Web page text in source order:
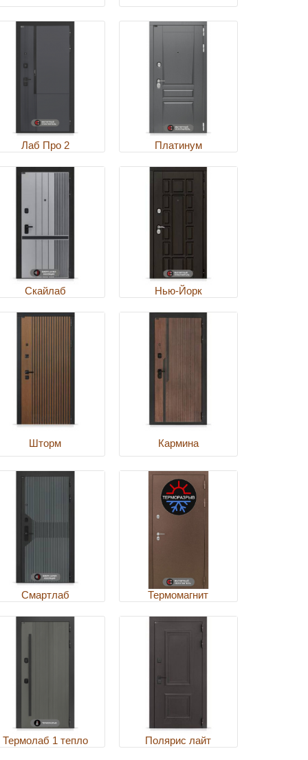
Лаб Про 2 Платинум
Скайлаб Нью-Йорк
Шторм Кармина
Смартлаб Термомагнит
Термолаб 1 тепло Полярис лайт